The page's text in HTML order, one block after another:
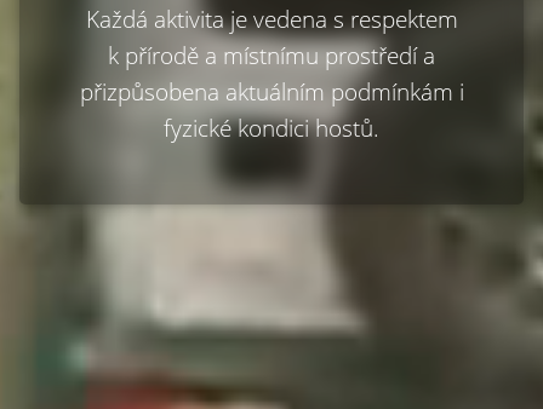
Každá aktivita je vedena s respektem
k přírodě a místnímu prostředí a
přizpůsobena aktuálním podmínkám i
fyzické kondici hostů.